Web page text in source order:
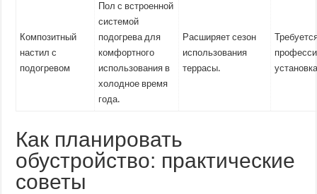
Композитный
настил с
подогревом
Пол с встроенной
системой
подогрева для
комфортного
использования в
холодное время
года.
Расширяет сезон
использования
террасы.
Как планировать
обустройство: практические
советы